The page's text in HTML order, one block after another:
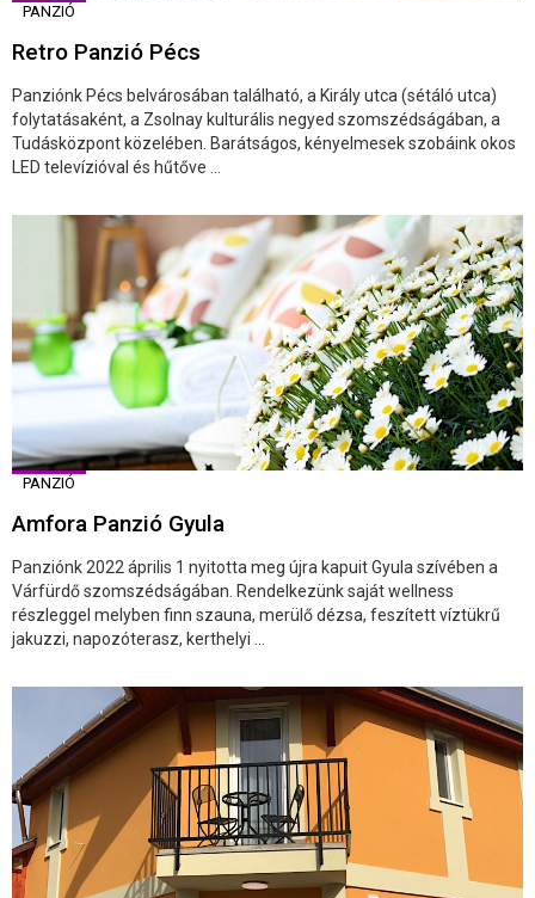
PANZIÓ
Retro Panzió Pécs
Panziónk Pécs belvárosában található, a Király utca (sétáló utca)
folytatásaként, a Zsolnay kulturális negyed szomszédságában, a
Tudásközpont közelében. Barátságos, kényelmesek szobáink okos
LED televízióval és hűtőve ...
PANZIÓ
Amfora Panzió Gyula
Panziónk 2022 április 1 nyitotta meg újra kapuit Gyula szívében a
Várfürdő szomszédságában. Rendelkezünk saját wellness
részleggel melyben finn szauna, merülő dézsa, feszített víztükrű
jakuzzi, napozóterasz, kerthelyi ...